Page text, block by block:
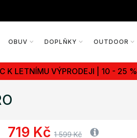
OBUV DOPLŇKY OUTDOOR
K LETNÍMU VÝPRODEJI | 10 - 25 %
719 Kč 1 599 Kč